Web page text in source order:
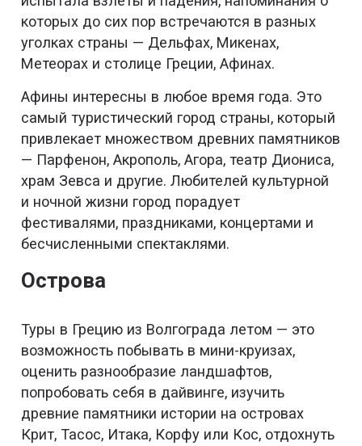
которых до сих пор встречаются в разных
уголках страны — Дельфах, Микенах,
Метеорах и столице Греции, Афинах.
Афины интересны в любое время года. Это
самый туристический город страны, который
привлекает множеством древних памятников
— Парфенон, Акрополь, Агора, театр Диониса,
храм Зевса и другие. Любителей культурной
и ночной жизни город порадует
фестивалями, праздниками, концертами и
бесчисленными спектаклями.
Острова
Туры в Грецию из Волгограда летом — это
возможность побывать в мини-круизах,
оценить разнообразие ландшафтов,
попробовать себя в дайвинге, изучить
древние памятники истории на островах
Крит, Тасос, Итака, Корфу или Кос, отдохнуть